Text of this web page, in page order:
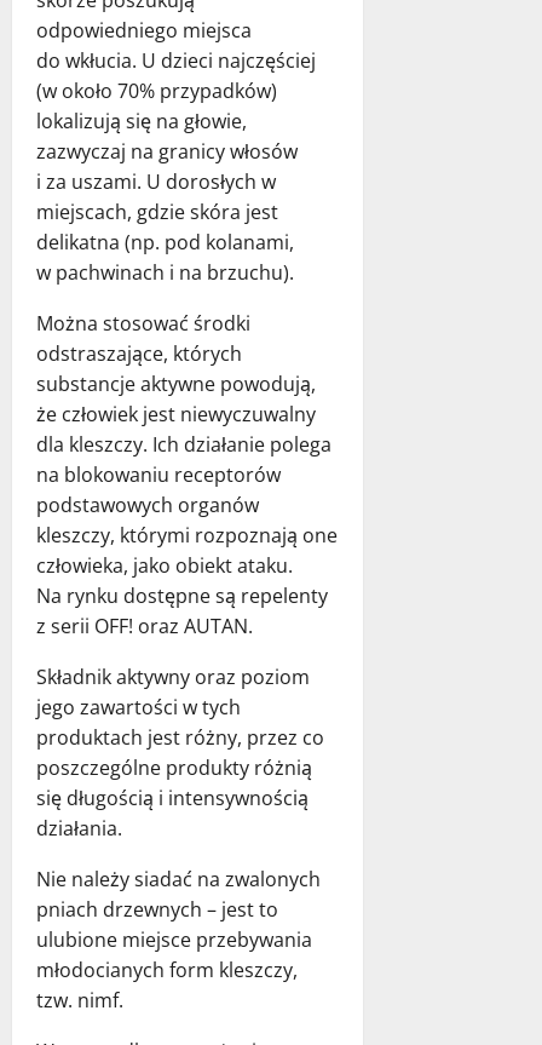
odpowiedniego miejsca
do wkłucia. U dzieci najczęściej
(w około 70% przypadków)
lokalizują się na głowie,
zazwyczaj na granicy włosów
i za uszami. U dorosłych w
miejscach, gdzie skóra jest
delikatna (np. pod kolanami,
w pachwinach i na brzuchu).
Można stosować środki
odstraszające, których
substancje aktywne powodują,
że człowiek jest niewyczuwalny
dla kleszczy. Ich działanie polega
na blokowaniu receptorów
podstawowych organów
kleszczy, którymi rozpoznają one
człowieka, jako obiekt ataku.
Na rynku dostępne są repelenty
z serii OFF! oraz AUTAN.
Składnik aktywny oraz poziom
jego zawartości w tych
produktach jest różny, przez co
poszczególne produkty różnią
się długością i intensywnością
działania.
Nie należy siadać na zwalonych
pniach drzewnych – jest to
ulubione miejsce przebywania
młodocianych form kleszczy,
tzw. nimf.